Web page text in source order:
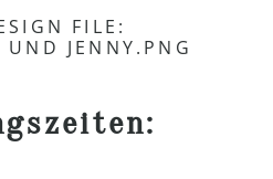
or shared.
*
FILE:
JENNY.PNG